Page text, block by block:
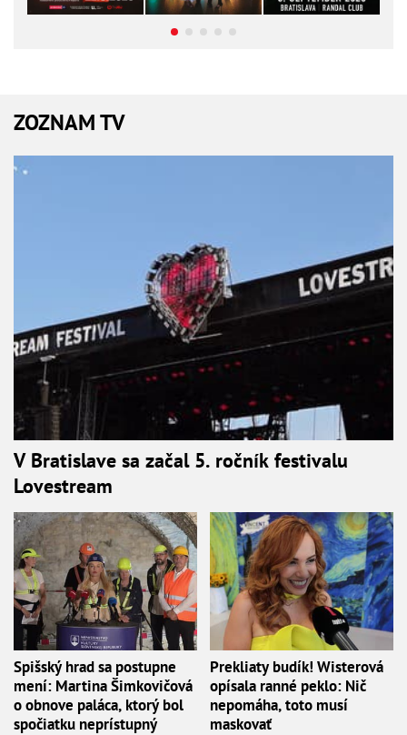
ZOZNAM TV
V Bratislave sa začal 5. ročník festivalu
Lovestream
Spišský hrad sa postupne
mení: Martina Šimkovičová
o obnove paláca, ktorý bol
spočiatku neprístupný
Prekliaty budík! Wisterová
opísala ranné peklo: Nič
nepomáha, toto musí
maskovať